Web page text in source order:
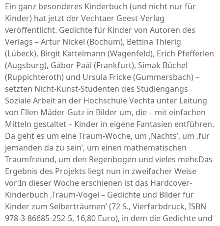
Ein ganz besonderes Kinderbuch (und nicht nur für
Kinder) hat jetzt der Vechtaer Geest-Verlag
veröffentlicht. Gedichte für Kinder von Autoren des
Verlags – Artur Nickel (Bochum), Bettina Thierig
(Lübeck), Birgit Kattelmann (Wagenfeld), Erich Pfefferlen
(Augsburg), Gábor Paál (Frankfurt), Simak Büchel
(Ruppichteroth) und Ursula Fricke (Gummersbach) –
setzten Nicht-Kunst-Studenten des Studiengangs
Soziale Arbeit an der Hochschule Vechta unter Leitung
von Ellen Mäder-Gutz in Bilder um, die – mit einfachen
Mitteln gestaltet – Kinder in eigene Fantasien entführen.
Da geht es um eine Traum-Woche, um ‚Nachts’, um ‚für
jemanden da zu sein’, um einen mathematischen
Traumfreund, um den Regenbogen und vieles mehr.Das
Ergebnis des Projekts liegt nun in zweifacher Weise
vor:In dieser Woche erschienen ist das Hardcover-
Kinderbuch ‚Traum-Vogel – Gedichte und Bilder für
Kinder zum Selberträumen’ (72 S., Vierfarbdruck, ISBN
978-3-86685-252-5, 16,80 Euro), in dem die Gedichte und